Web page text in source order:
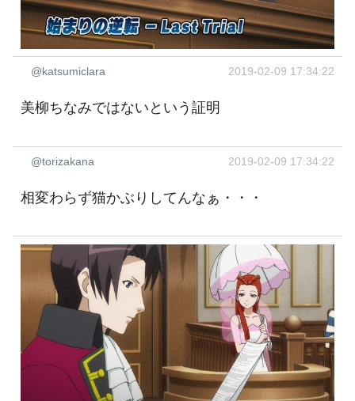
@katsumiclara 2019-02-09 17:34:22
美柳ちなみではないという証明
@torizakana 2019-02-09 17:34:22
相変わらず猫かぶりしてんなぁ・・・